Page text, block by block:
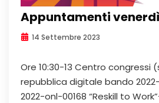
Appuntamenti
14 Settembre 2023
Ore 10:30-13 Centro congressi
repubblica digitale bando
2022-onl-00168 “Reskill to